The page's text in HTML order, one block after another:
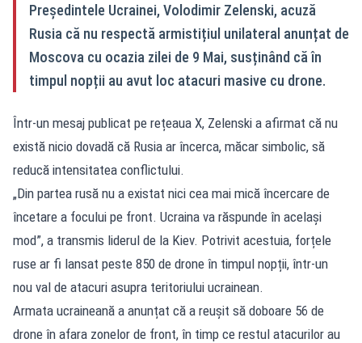
Președintele Ucrainei, Volodimir Zelenski, acuză
Rusia că nu respectă armistițiul unilateral anunțat de
Moscova cu ocazia zilei de 9 Mai, susținând că în
timpul nopții au avut loc atacuri masive cu drone.
Într-un mesaj publicat pe rețeaua X, Zelenski a afirmat că nu
există nicio dovadă că Rusia ar încerca, măcar simbolic, să
reducă intensitatea conflictului.
„Din partea rusă nu a existat nici cea mai mică încercare de
încetare a focului pe front. Ucraina va răspunde în același
mod”, a transmis liderul de la Kiev. Potrivit acestuia, forțele
ruse ar fi lansat peste 850 de drone în timpul nopții, într-un
nou val de atacuri asupra teritoriului ucrainean.
Armata ucraineană a anunțat că a reușit să doboare 56 de
drone în afara zonelor de front, în timp ce restul atacurilor au